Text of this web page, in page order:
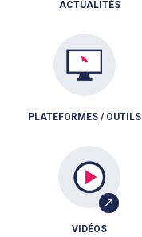
ACTUALITÉS
PLATEFORMES / OUTILS
VIDÉOS